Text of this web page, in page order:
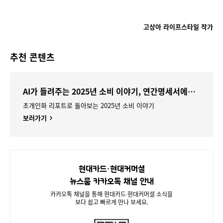
고상아 라이프스타일 작가
추천 콘텐츠
AI가 들려주는 2025년 소비 이야기, 연간명세서에서 만나보세요
초개인화 리포트로 돌아보는 2025년 소비 이야기
보러가기
현대카드·현대커머셜
뉴스룸 카카오톡 채널 안내
카카오톡 채널을 통해 현대카드∙현대커머셜 소식을
보다 쉽고 빠르게 만나 보세요.